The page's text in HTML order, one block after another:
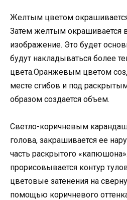
Желтым цветом
Затем желтым окрашивается
изображение. Это будет
будут накладываться более
цвета.Оранжевым цветом
месте сгибов и под
образом создается объем.
Светло-коричневым
голова, закрашивается ее
часть раскрытого
прорисовывается контур
цветовые затенения на
помощью коричневого